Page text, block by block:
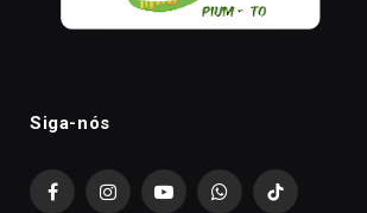
Siga-nós
FacebookInstagramYouTubeWhatsAppTikTok